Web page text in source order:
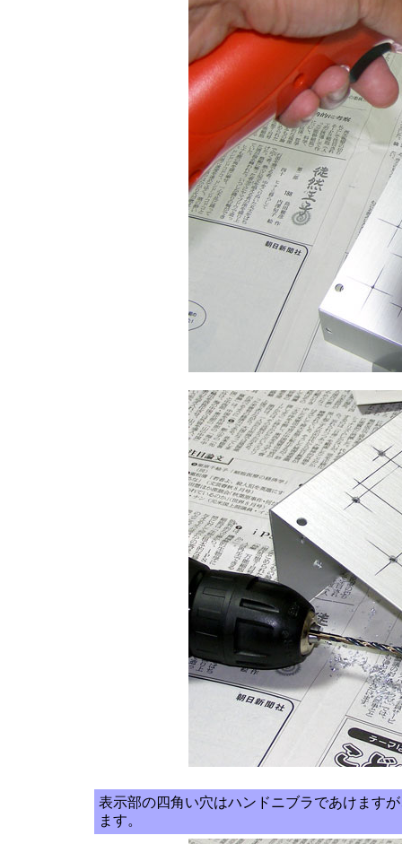
表示部の四角い穴はハンドニブラであけます
ます。